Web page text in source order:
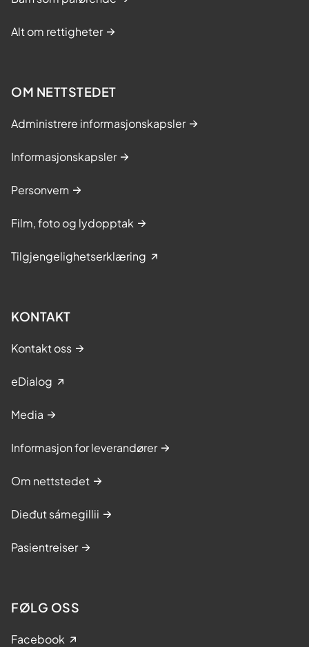
Alt om rettigheter
OM NETTSTEDET
Administrere informasjonskapsler
Informasjonskapsler
Personvern
Film, foto og lydopptak
Tilgjengelighetserklæring
KONTAKT
Kontakt oss
eDialog
Media
Informasjon for leverandører
Om nettstedet
Dieđut sámegillii
Pasientreiser
FØLG OSS
Facebook